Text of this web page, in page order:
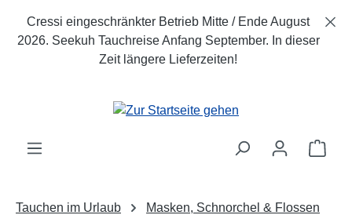
Zum Hauptinhalt springen
Cressi eingeschränkter Betrieb Mitte / Ende August
2026. Seekuh Tauchreise Anfang September. In dieser
Zeit längere Lieferzeiten!
Tauchen im Urlaub
Masken, Schnorchel & Flossen